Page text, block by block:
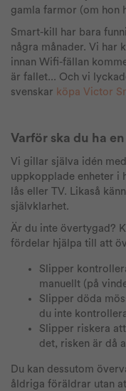
gamla farmor (om hon
Smart-kill har bara
några månader. Vi har
innan Wifi-fällan
är fallet... Och vi
svenskar köpa Victor
Varför ska du ha
Vi gillar själva idén
uppkopplade enheter i
lås eller TV. Likaså
självklarhet.
Är du inte övertygad?
fördelar hjälpa till att
Slipper
manuellt (på
Slipper döda
du inte
Slipper riskera
det, risken är då
Du kan dessutom
åldriga föräldrar utan